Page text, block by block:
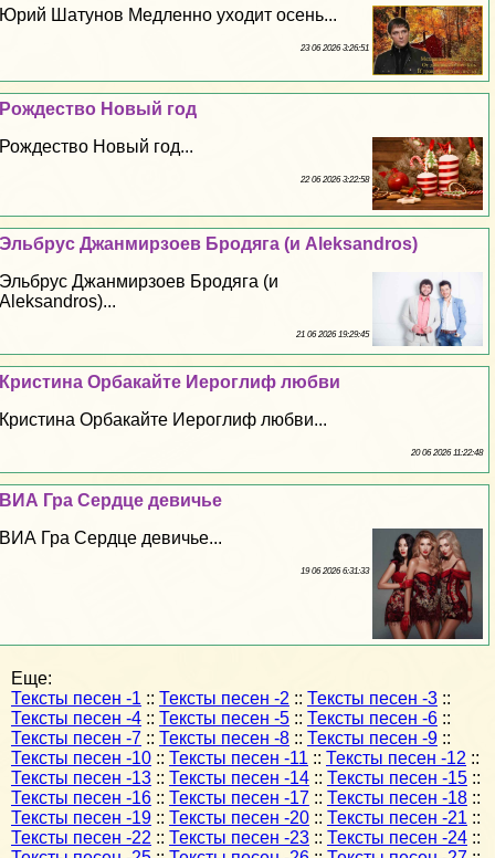
Юрий Шатунов Медленно уходит осень...
23 06 2026 3:26:51
Рождество Новый год
Рождество Новый год...
22 06 2026 3:22:58
Эльбрус Джанмирзоев Бродяга (и Aleksandros)
Эльбрус Джанмирзоев Бродяга (и
Aleksandros)...
21 06 2026 19:29:45
Кристина Орбакайте Иероглиф любви
Кристина Орбакайте Иероглиф любви...
20 06 2026 11:22:48
ВИА Гра Сердце девичье
ВИА Гра Сердце девичье...
19 06 2026 6:31:33
Еще:
Тексты песен -1 :: Тексты песен -2 :: Тексты песен -3 ::
Тексты песен -4 :: Тексты песен -5 :: Тексты песен -6 ::
Тексты песен -7 :: Тексты песен -8 :: Тексты песен -9 ::
Тексты песен -10 :: Тексты песен -11 :: Тексты песен -12 ::
Тексты песен -13 :: Тексты песен -14 :: Тексты песен -15 ::
Тексты песен -16 :: Тексты песен -17 :: Тексты песен -18 ::
Тексты песен -19 :: Тексты песен -20 :: Тексты песен -21 ::
Тексты песен -22 :: Тексты песен -23 :: Тексты песен -24 ::